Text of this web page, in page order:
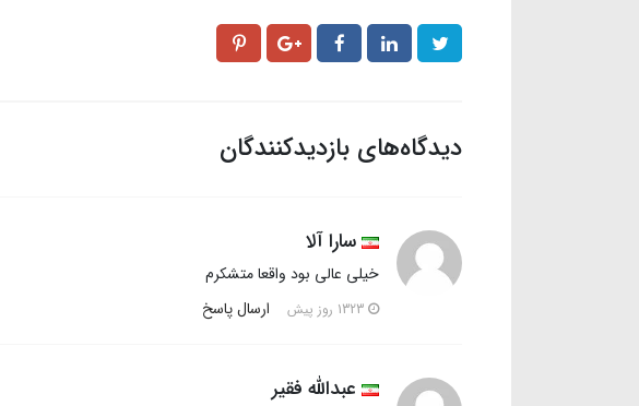
دیدگاه‌های بازدیدکنندگان
سارا آلا
خیلی عالی بود واقعا متشکرم
ارسال پاسخ
عبدالله فقیر